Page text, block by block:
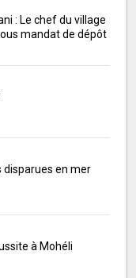
: Le chef du village
mandat de dépôt
disparues en mer
à Mohéli